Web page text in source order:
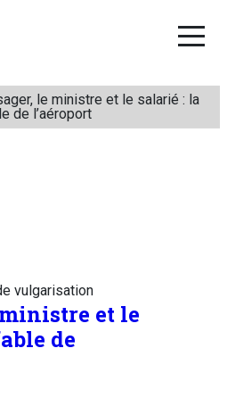
le ministre et le salarié : la
de l’aéroport
vulgarisation
ministre et le
de